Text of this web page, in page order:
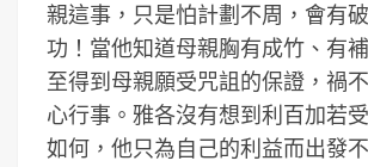
親這事，只是怕計劃不周，會有
功！當他知道母親胸有成竹、有
至得到母親願受咒詛的保證，禍
心行事。雅各沒有想到利百加若
如何，他只為自己的利益而出發